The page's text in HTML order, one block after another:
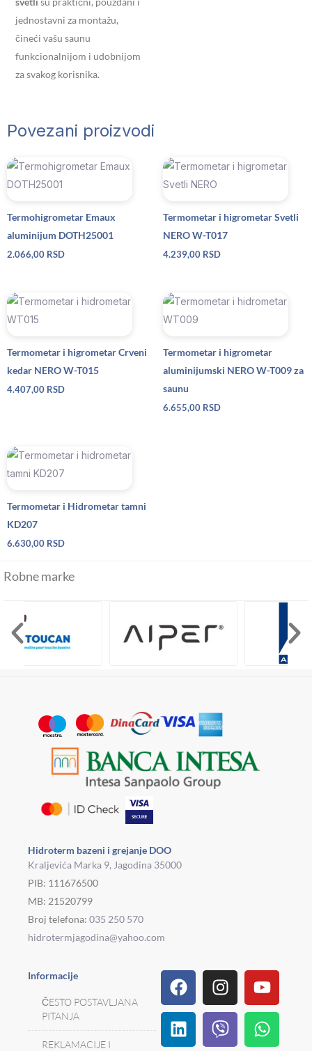
jednostavni za montažu,
čineći vašu saunu
funkcionalnijom i udobnijom
za svakog korisnika.
Povezani proizvodi
Termohigrometar Emaux
aluminijum DOTH25001
2.066,00 RSD
Termometar i higrometar Svetli
NERO W-T017
4.239,00 RSD
Termometar i higrometar Crveni
kedar NERO W-T015
4.407,00 RSD
Termometar i higrometar
aluminijumski NERO W-T009 za
saunu
6.655,00 RSD
Termometar i Hidrometar tamni
KD207
6.630,00 RSD
Robne marke
Hidroterm bazeni i grejanje DOO
Kraljevića Marka 9, Jagodina 35000
PIB: 111676500
MB: 21520799
Broj telefona: 035 250 570
hidrotermjagodina@yahoo.com
Informacije
ČESTO POSTAVLJANA
PITANJA
REKLAMACIJE I
FacebookInstagram
Linkedin
Viber
TiktokPinterest